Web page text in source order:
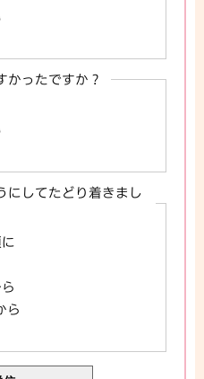
かったですか？
にしてたどり着きまし
ら